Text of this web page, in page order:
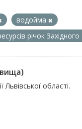
водойма
річок
області.